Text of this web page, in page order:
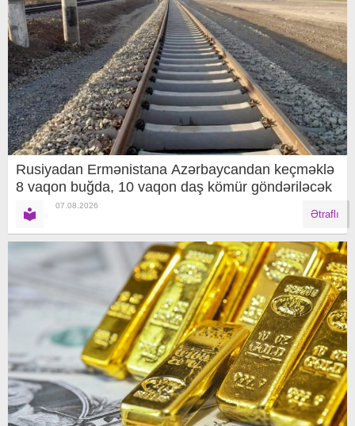
Rusiyadan Ermənistana Azərbaycandan keçməklə
8 vaqon buğda, 10 vaqon daş kömür göndəriləcək
07.08.2026
Ətraflı